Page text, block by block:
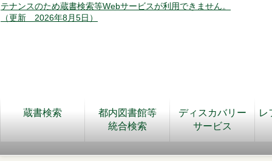
テナンスのため蔵書検索等Webサービスが利用できません。
（更新 2026年8月5日）
蔵書検索
都内図書館等
統合検索
ディスカバリー
サービス
レ